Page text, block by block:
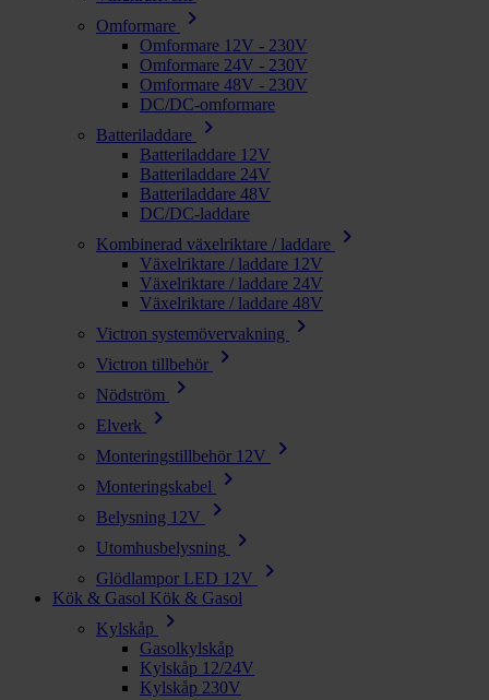
Omformare chevron_right
Omformare 12V - 230V
Omformare 24V - 230V
Omformare 48V - 230V
DC/DC-omformare
Batteriladdare
chevron_right
Batteriladdare 12V
Batteriladdare 24V
Batteriladdare 48V
DC/DC-laddare
Kombinerad växelriktare / laddare
chevron_right
Växelriktare / laddare 12V
Växelriktare / laddare 24V
Växelriktare / laddare 48V
Victron systemövervakning
chevron_right
Victron tillbehör chevron_right
Nödström chevron_right
Elverk chevron_right
Monteringstillbehör 12V chevron_right
Monteringskabel chevron_right
Belysning 12V chevron_right
Utomhusbelysning chevron_right
Glödlampor LED 12V chevron_right
Kök & Gasol Kök & Gasol
Kylskåp
chevron_right
Gasolkylskåp
Kylskåp 12/24V
Kylskåp 230V